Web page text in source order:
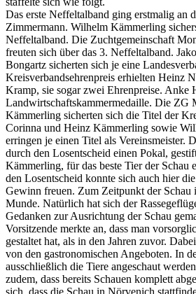
Das erste Neffeltalband ging erstmalig an
Zimmermann. Wilhelm Kämmerling
Neffeltalband. Die Zuchtgemeinschaft
freuten sich über das 3. Neffeltalband.
Bongartz sicherten sich je eine
Kreisverbandsehrenpreis erhielten Heinz
Kramp, sie sogar zwei Ehrenpreise. Anke
Landwirtschaftskammermedaille. Die ZG
Kämmerling sicherten sich die Titel der
Corinna und Heinz Kämmerling sowie
erringen je einen Titel als Vereinsmeister.
durch den Losentscheid einen Pokal,
Kämmerling, für das beste Tier der Schau
den Losentscheid konnte sich auch hier
Gewinn freuen. Zum Zeitpunkt der Schau
Munde. Natürlich hat sich der
Gedanken zur Ausrichtung der Schau
Vorsitzende merkte an, dass man
gestaltet hat, als in den Jahren zuvor.
von den gastronomischen Angeboten. In
ausschließlich die Tiere angeschaut
zudem, dass bereits Schauen komplett
sich, dass die Schau in Nörvenich